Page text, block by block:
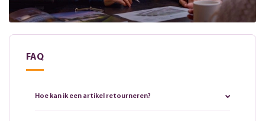
FAQ
Hoe kan ik een artikel retourneren?